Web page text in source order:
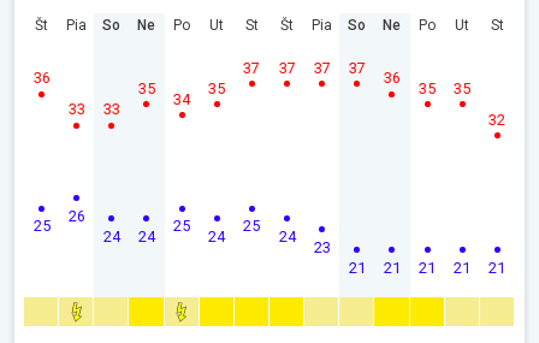
Št
25
36
Pia
26
33
So
24
33
Ne
24
35
Po
25
34
Ut
24
35
St
25
37
Št
24
37
Pia
23
37
So
21
37
Ne
21
36
Po
21
35
Ut
21
35
St
21
32